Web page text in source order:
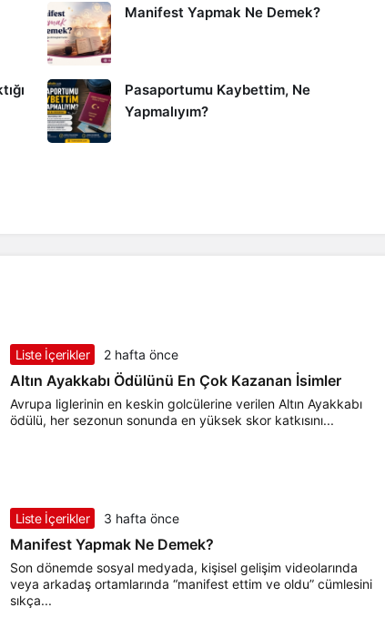
Manifest Yapmak Ne Demek?
Pasaportumu Kaybettim, Ne
Yapmalıyım?
Liste İçerikler 2 hafta önce
Altın Ayakkabı Ödülünü En Çok Kazanan İsimler
Avrupa liglerinin en keskin golcülerine verilen Altın Ayakkabı
ödülü, her sezonun sonunda en yüksek skor katkısını...
Liste İçerikler 3 hafta önce
Manifest Yapmak Ne Demek?
Son dönemde sosyal medyada, kişisel gelişim videolarında
veya arkadaş ortamlarında “manifest ettim ve oldu” cümlesini
sıkça...